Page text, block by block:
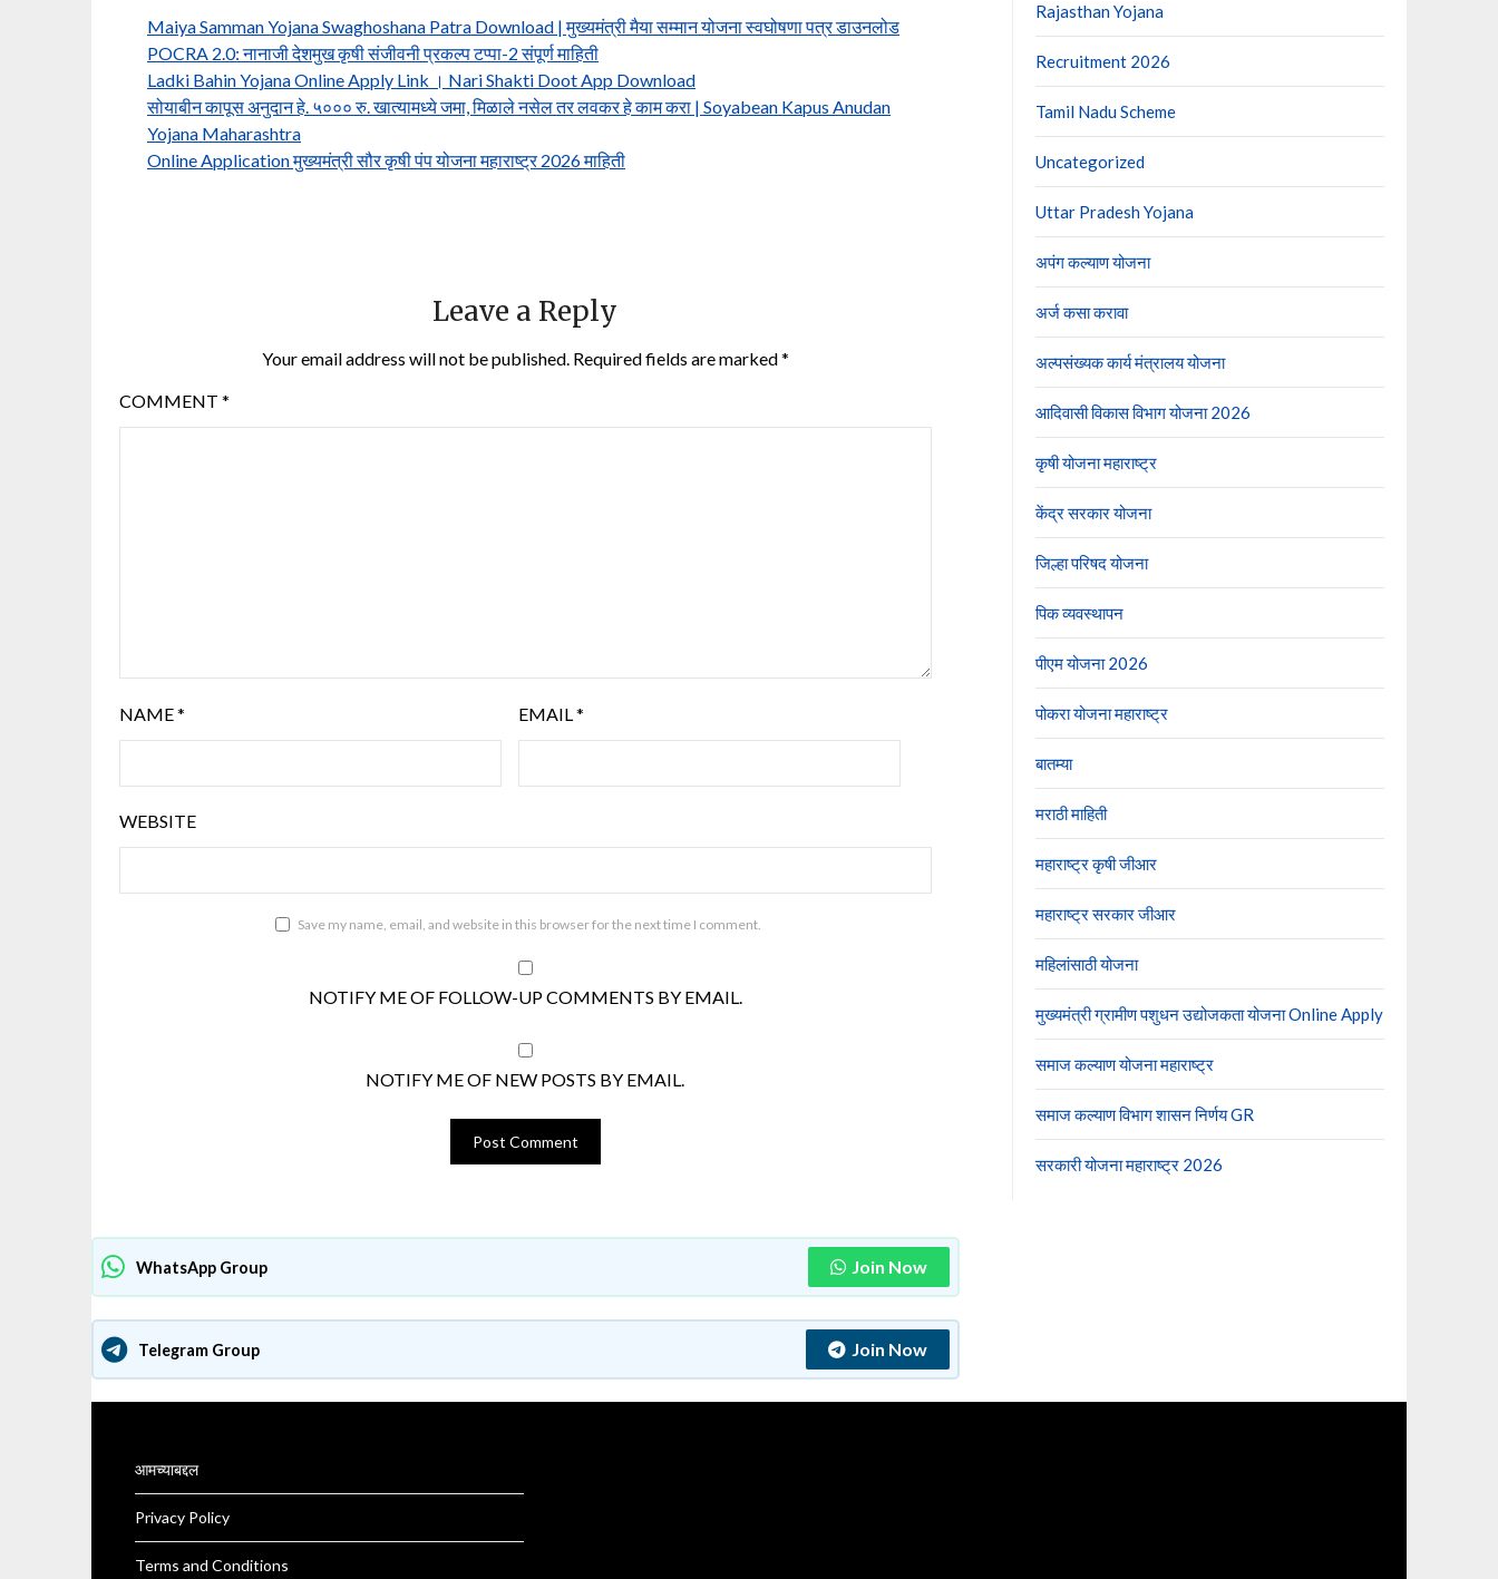
Maiya Samman Yojana Swaghoshana Patra Download | मुख्यमंत्री मैया सम्मान योजना स्वघोषणा पत्र डाउनलोड
POCRA 2.0: नानाजी देशमुख कृषी संजीवनी प्रकल्प टप्पा-2 संपूर्ण माहिती
Ladki Bahin Yojana Online Apply Link । Nari Shakti Doot App Download
सोयाबीन कापूस अनुदान हे. ५००० रु. खात्यामध्ये जमा, मिळाले नसेल तर लवकर हे काम करा | Soyabean Kapus Anudan
Yojana Maharashtra
Online Application मुख्यमंत्री सौर कृषी पंप योजना महाराष्ट्र 2026 माहिती
Leave a Reply
Your email address will not be published. Required fields are marked*
COMMENT *
NAME* EMAIL*
WEBSITE
Save my name, email, and website in this browser for the next time I comment.
NOTIFY ME OF FOLLOW-UP COMMENTS BY EMAIL.
NOTIFY ME OF NEW POSTS BY EMAIL.
WhatsApp Group Join Now
Telegram Group Join Now
Rajasthan Yojana
Recruitment 2026
Tamil Nadu Scheme
Uncategorized
Uttar Pradesh Yojana
अपंग कल्याण योजना
अर्ज कसा करावा
अल्पसंख्यक कार्य मंत्रालय योजना
आदिवासी विकास विभाग योजना 2026
कृषी योजना महाराष्ट्र
केंद्र सरकार योजना
जिल्हा परिषद योजना
पिक व्यवस्थापन
पीएम योजना 2026
पोकरा योजना महाराष्ट्र
बातम्या
मराठी माहिती
महाराष्ट्र कृषी जीआर
महाराष्ट्र सरकार जीआर
महिलांसाठी योजना
मुख्यमंत्री ग्रामीण पशुधन उद्योजकता योजना Online Apply
समाज कल्याण योजना महाराष्ट्र
समाज कल्याण विभाग शासन निर्णय GR
सरकारी योजना महाराष्ट्र 2026
आमच्याबद्दल
Privacy Policy
Terms and Conditions